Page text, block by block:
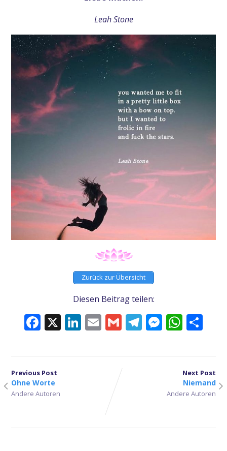
Leah Stone
Zurück zur Übersicht
Diesen Beitrag teilen:
Facebook
X LinkedIn
EmailGmailTelegram
Previous Post
Ohne Worte
Andere Autoren
Next Post
Niemand
Andere Autoren